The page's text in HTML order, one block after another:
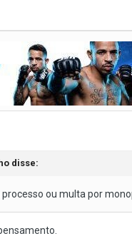
disse:
ou multa por